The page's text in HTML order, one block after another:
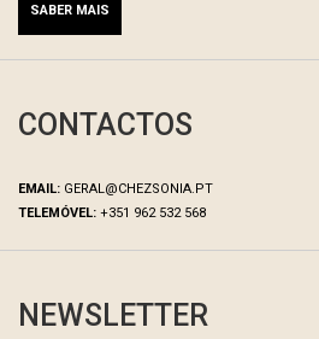
SABER MAIS
CONTACTOS
EMAIL: GERAL@CHEZSONIA.PT
TELEMÓVEL: +351 962 532 568
NEWSLETTER